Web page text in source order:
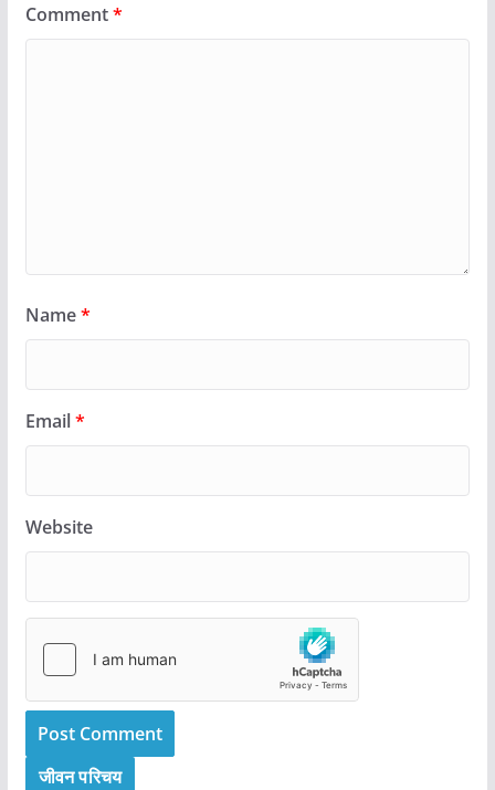
Comment*
Name*
Email*
Website
जीवन परिचय